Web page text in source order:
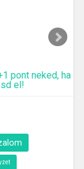
pont neked, ha
el!